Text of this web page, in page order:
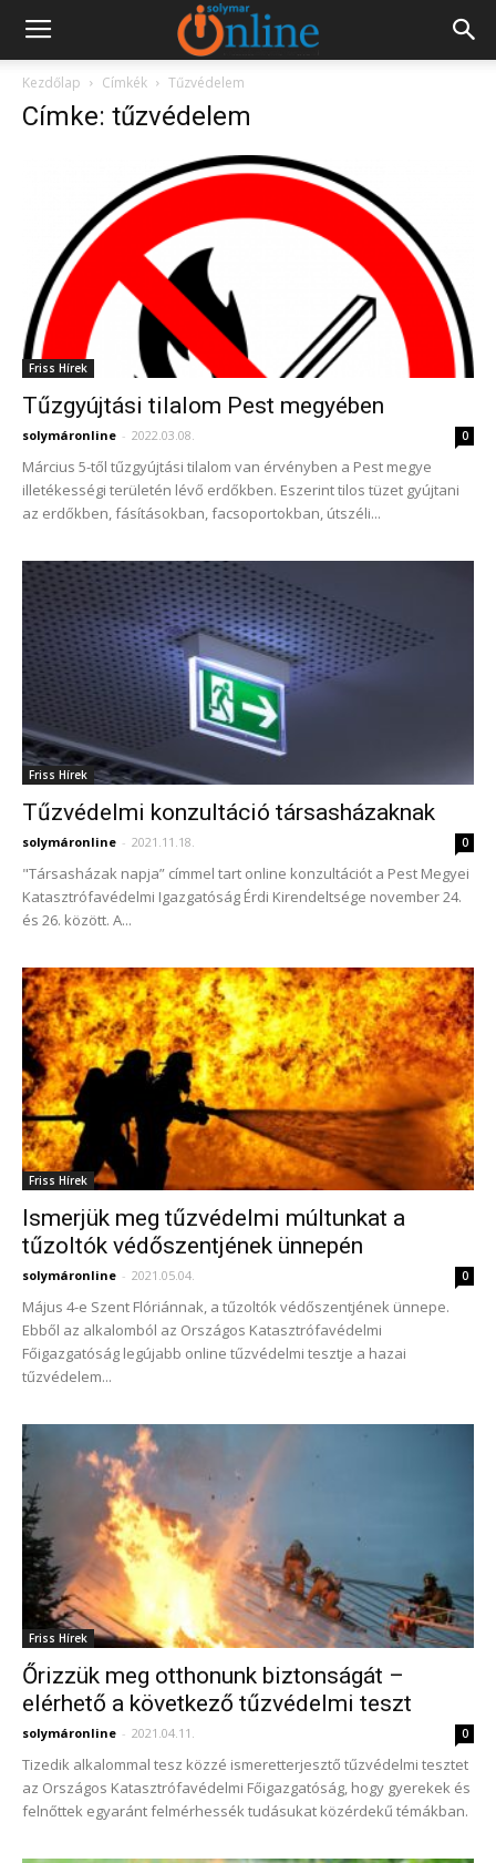
Kezdőlap Címkék Tűzvédelem
Címke: tűzvédelem
Friss Hírek
Tűzgyújtási tilalom Pest megyében
solymáronline - 2022.03.08. 0
Március 5-től tűzgyújtási tilalom van érvényben a Pest megye
illetékességi területén lévő erdőkben. Eszerint tilos tüzet gyújtani
az erdőkben, fásításokban, facsoportokban, útszéli...
Friss Hírek
Tűzvédelmi konzultáció társasházaknak
solymáronline - 2021.11.18. 0
"Társasházak napja” címmel tart online konzultációt a Pest Megyei
Katasztrófavédelmi Igazgatóság Érdi Kirendeltsége november 24.
és 26. között. A...
Friss Hírek
Ismerjük meg tűzvédelmi múltunkat a
tűzoltók védőszentjének ünnepén
solymáronline - 2021.05.04. 0
Május 4-e Szent Flóriánnak, a tűzoltók védőszentjének ünnepe.
Ebből az alkalomból az Országos Katasztrófavédelmi
Főigazgatóság legújabb online tűzvédelmi tesztje a hazai
tűzvédelem...
Friss Hírek
Őrizzük meg otthonunk biztonságát –
elérhető a következő tűzvédelmi teszt
solymáronline - 2021.04.11. 0
Tizedik alkalommal tesz közzé ismeretterjesztő tűzvédelmi tesztet
az Országos Katasztrófavédelmi Főigazgatóság, hogy gyerekek és
felnőttek egyaránt felmérhessék tudásukat közérdekű témákban.